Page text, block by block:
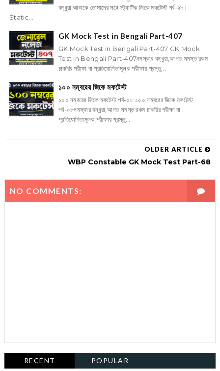
বন্ধুরা,আজকে তোমাদের সঙ্গে স্ট্যাটিক জিকে মকটেস্ট পর্ব-২৯ |
Static...
GK Mock Test in Bengali Part-407
GK Mock Test in Bengali Part-407 GK Mock
Test in Bengali Part-407নমস্কার বন্ধুরা,আগত সমস্ত রকম
চাকরির পরীক্ষা বা প্রতিযোগিতামূলক পরীক্ষার প্রস্তু...
১০০ নম্বরের জিকে মকটেস্ট
১০০ নম্বরের জিকে মকটেস্ট পর্ব-০৮ ১০০ নম্বরের জিকে মকটেস্ট
পর্ব-০৮নমস্কার বন্ধুরা,আগত সমস্ত রকম চাকরির পরীক্ষা বা
প্রতিযোগিতামূলক পরীক্ষার প্রস্তু...
OLDER ARTICLE
WBP Constable GK Mock Test Part-68
NO COMMENTS:
RECENT POPULAR